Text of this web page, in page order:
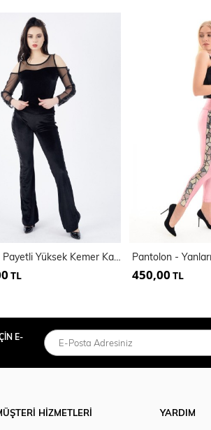
Yanları Payetli Yüksek Kemer Kadife Pantolon | Pnt32381
TL 450,00 TL
E-
HİZMETLERİ
YARDIM